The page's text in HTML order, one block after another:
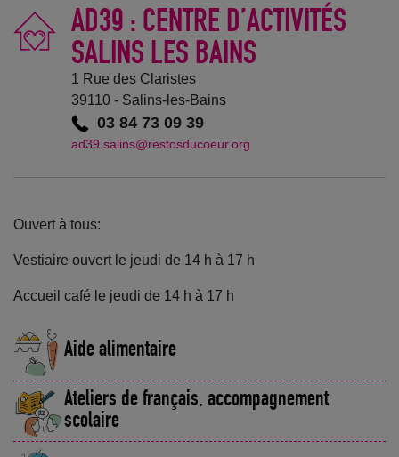
AD39 : CENTRE D’ACTIVITÉS
SALINS LES BAINS
1 Rue des Claristes
39110 - Salins-les-Bains
03 84 73 09 39
ad39.salins@restosducoeur.org
Ouvert à tous:
Vestiaire ouvert le jeudi de 14 h à 17 h
Accueil café le jeudi de 14 h à 17 h
Aide alimentaire
Ateliers de français, accompagnement
scolaire